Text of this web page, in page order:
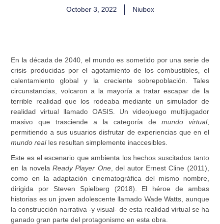
October 3, 2022 Niubox
En la década de 2040, el mundo es sometido por una serie de
crisis producidas por el agotamiento de los combustibles, el
calentamiento global y la creciente sobrepoblación. Tales
circunstancias, volcaron a la mayoría a tratar escapar de la
terrible realidad que los rodeaba mediante un simulador de
realidad virtual llamado OASIS. Un videojuego multijugador
masivo que trasciende a la categoría de mundo virtual,
permitiendo a sus usuarios disfrutar de experiencias que en el
mundo realles resultan simplemente inaccesibles.
Este es el escenario que ambienta los hechos suscitados tanto
en la novelaReady Player One, del autor Ernest Cline (2011),
como en la adaptación cinematográfica del mismo nombre,
dirigida por Steven Spielberg (2018). El héroe de ambas
historias es un joven adolescente llamado Wade Watts, aunque
la construcción narrativa -y visual- de esta realidad virtual se ha
ganado gran parte del protagonismo en esta obra.